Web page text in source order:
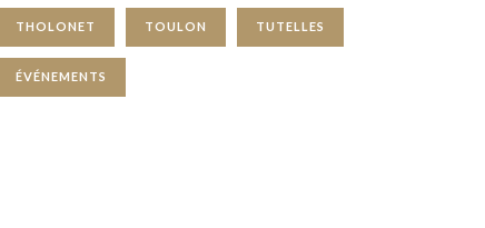
THOLONET TOULON TUTELLES
ÉVÉNEMENTS